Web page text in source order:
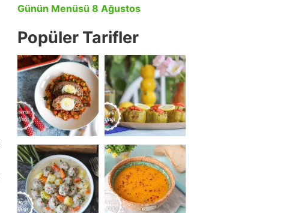
Günün Menüsü 8 Ağustos
Popüler Tarifler